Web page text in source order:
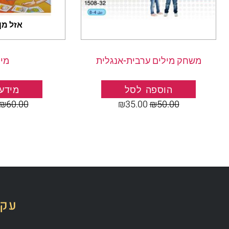
משחק מילים ערבית-אנגלית
הוספה לסל
₪50.00
₪35.00
אזל
60.00